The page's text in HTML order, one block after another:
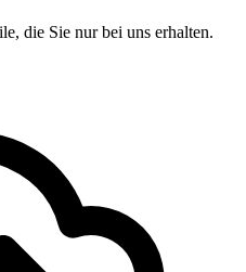
die Sie nur bei uns erhalten.